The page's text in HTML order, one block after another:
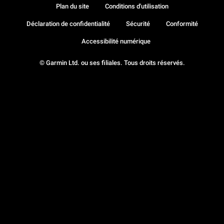
© Garmin Ltd. ou ses filiales. Tous droits réservés.
Plan du site Conditions d'utilisation
Déclaration de confidentialité Sécurité Conformité
Accessibilité numérique